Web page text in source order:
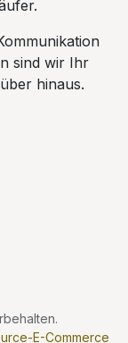
sind wir Ihr
hinaus.
E-Commerce